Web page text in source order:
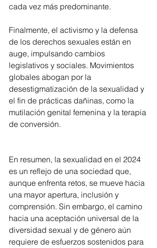
cada vez más predominante.
Finalmente, el activismo y la defensa
de los derechos sexuales están en
auge, impulsando cambios
legislativos y sociales. Movimientos
globales abogan por la
desestigmatización de la sexualidad y
el fin de prácticas dañinas, como la
mutilación genital femenina y la terapia
de conversión.
En resumen, la sexualidad en el 2024
es un reflejo de una sociedad que,
aunque enfrenta retos, se mueve hacia
una mayor apertura, inclusión y
comprensión. Sin embargo, el camino
hacia una aceptación universal de la
diversidad sexual y de género aún
requiere de esfuerzos sostenidos para